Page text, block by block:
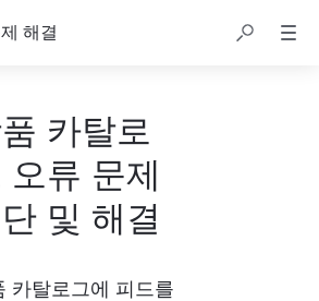
해결
카탈로
오류 문제
및 해결
카탈로그에 피드를